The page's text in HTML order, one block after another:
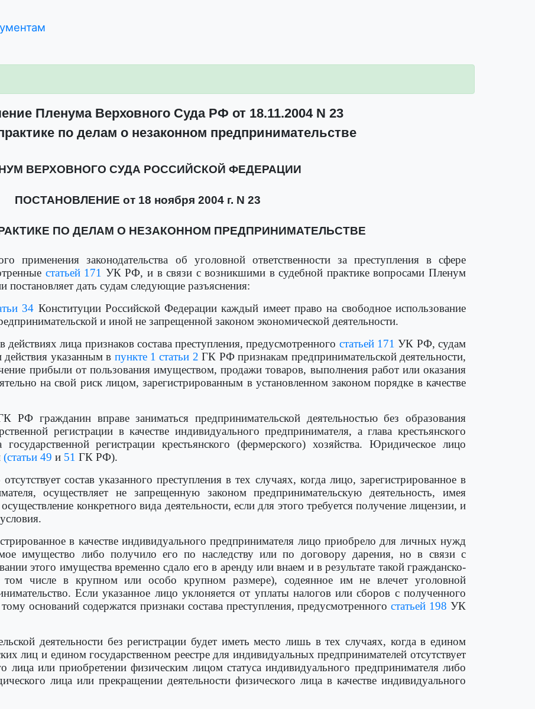
Пленума Верховного Суда РФ от 18.11.2004 N 23
по делам о незаконном предпринимательстве
ВЕРХОВНОГО СУДА РОССИЙСКОЙ ФЕДЕРАЦИИ
ПОСТАНОВЛЕНИЕ от 18 ноября 2004 г. N 23
ПО ДЕЛАМ О НЕЗАКОННОМ ПРЕДПРИНИМАТЕЛЬСТВЕ
применения законодательства об уголовной ответственности за преступления в сфере
статьей 171 УК РФ, и в связи с возникшими в судебной практике вопросами Пленум
дать судам следующие разъяснения:
34 Конституции Российской Федерации каждый имеет право на свободное использование
и иной не запрещенной законом экономической деятельности.
лица признаков состава преступления, предусмотренного статьей 171 УК РФ, судам
действия указанным в пункте 1 статьи 2 ГК РФ признакам предпринимательской деятельности,
прибыли от пользования имуществом, продажи товаров, выполнения работ или оказания
на свой риск лицом, зарегистрированным в установленном законом порядке в качестве
РФ гражданин вправе заниматься предпринимательской деятельностью без образования
регистрации в качестве индивидуального предпринимателя, а глава крестьянского
регистрации крестьянского (фермерского) хозяйства. Юридическое лицо
(статьи 49 и 51 ГК РФ).
состав указанного преступления в тех случаях, когда лицо, зарегистрированное в
осуществляет не запрещенную законом предпринимательскую деятельность, имея
конкретного вида деятельности, если для этого требуется получение лицензии, и
в качестве индивидуального предпринимателя лицо приобрело для личных нужд
имущество либо получило его по наследству или по договору дарения, но в связи с
этого имущества временно сдало его в аренду или внаем и в результате такой гражданско-
числе в крупном или особо крупном размере), содеянное им не влечет уголовной
Если указанное лицо уклоняется от уплаты налогов или сборов с полученного
оснований содержатся признаки состава преступления, предусмотренногостатьей 198 УК
деятельности без регистрации будет иметь место лишь в тех случаях, когда в едином
лиц и едином государственном реестре для индивидуальных предпринимателей отсутствует
лица или приобретении физическим лицом статуса индивидуального предпринимателя либо
лица или прекращении деятельности физического лица в качестве индивидуального